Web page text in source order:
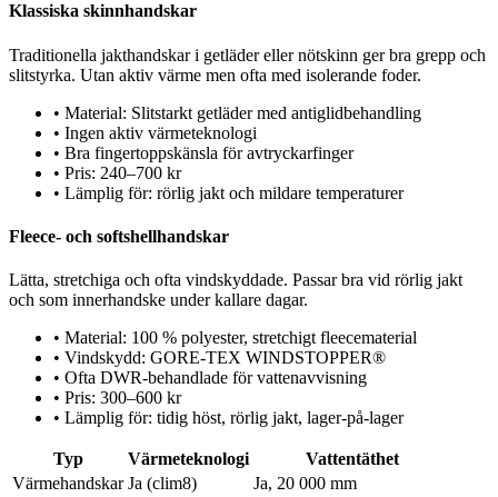
Klassiska skinnhandskar
Traditionella jakthandskar i getläder eller nötskinn ger bra grepp och
slitstyrka. Utan aktiv värme men ofta med isolerande foder.
• Material: Slitstarkt getläder med antiglidbehandling
• Ingen aktiv värmeteknologi
• Bra fingertoppskänsla för avtryckarfinger
• Pris: 240–700 kr
• Lämplig för: rörlig jakt och mildare temperaturer
Fleece- och softshellhandskar
Lätta, stretchiga och ofta vindskyddade. Passar bra vid rörlig jakt
och som innerhandske under kallare dagar.
• Material: 100 % polyester, stretchigt fleecematerial
• Vindskydd: GORE-TEX WINDSTOPPER®
• Ofta DWR-behandlade för vattenavvisning
• Pris: 300–600 kr
• Lämplig för: tidig höst, rörlig jakt, lager-på-lager
Typ Värmeteknologi
Vattentäthet
Värmehandskar Ja (clim8)
Ja, 20 000 mm